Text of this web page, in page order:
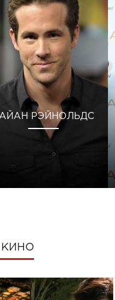
РЭЙНОЛЬДС
КИНО